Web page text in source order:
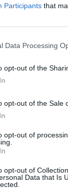
Participants that
Data Processing
opt-out of the
opt-out of the Sale
opt-out of
opt-out of
Data that Is
unebague
symbolique ou